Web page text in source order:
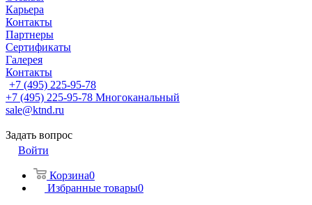
Карьера
Контакты
Партнеры
Сертификаты
Галерея
Контакты
+7 (495) 225-95-78
+7 (495) 225-95-78 Многоканальный
sale@ktnd.ru
Задать вопрос
Войти
Корзина0
Избранные товары0